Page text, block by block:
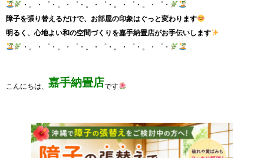
・。・゜・。・゜・。・゜・。・゜・。・゜・
障子を張り替えるだけで、お部屋の印象はぐっと変わります
明るく、心地よい和の空間づくりを嘉手納畳店がお手伝いします
・。・゜・。・゜・。・゜・。・゜・。・゜・
こんにちは、嘉手納畳店です